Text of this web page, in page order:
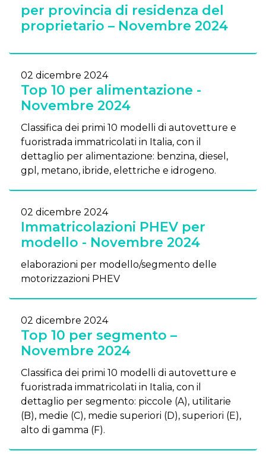
per provincia di residenza del
proprietario – Novembre 2024
02 dicembre 2024
Top 10 per alimentazione -
Novembre 2024
Classifica dei primi 10 modelli di autovetture e
fuoristrada immatricolati in Italia, con il
dettaglio per alimentazione: benzina, diesel,
gpl, metano, ibride, elettriche e idrogeno.
02 dicembre 2024
Immatricolazioni PHEV per
modello - Novembre 2024
elaborazioni per modello/segmento delle
motorizzazioni PHEV
02 dicembre 2024
Top 10 per segmento –
Novembre 2024
Classifica dei primi 10 modelli di autovetture e
fuoristrada immatricolati in Italia, con il
dettaglio per segmento: piccole (A), utilitarie
(B), medie (C), medie superiori (D), superiori (E),
alto di gamma (F).